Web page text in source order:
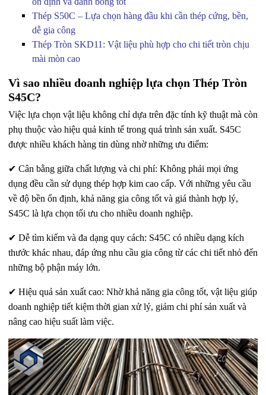
Thép S50C – Lựa chọn hàng đầu khi cần thép cứng, bền,
dễ gia công
Thép Tròn SKD11: Vật liệu phù hợp cho chi tiết tròn chịu
mài mòn cao
Vì sao nhiều doanh nghiệp lựa chọn Thép Tròn
S45C?
Việc lựa chọn vật liệu không chỉ dựa trên đặc tính kỹ thuật mà còn
phụ thuộc vào hiệu quả kinh tế trong quá trình sản xuất. S45C
được nhiều khách hàng tin dùng nhờ những ưu điểm:
✔ Cân bằng giữa chất lượng và chi phí: Không phải mọi ứng
dụng đều cần sử dụng thép hợp kim cao cấp. Với những yêu cầu
về độ bền ổn định, khả năng gia công tốt và giá thành hợp lý,
S45C là lựa chọn tối ưu cho nhiều doanh nghiệp.
✔ Dễ tìm kiếm và đa dạng quy cách: S45C có nhiều dạng kích
thước khác nhau, đáp ứng nhu cầu gia công từ các chi tiết nhỏ đến
những bộ phận máy lớn.
✔ Hiệu quả sản xuất cao: Nhờ khả năng gia công tốt, vật liệu giúp
doanh nghiệp tiết kiệm thời gian xử lý, giảm chi phí sản xuất và
nâng cao hiệu suất làm việc.